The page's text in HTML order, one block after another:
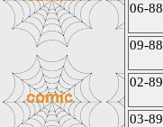
06-88
09-88
02-89
03-89